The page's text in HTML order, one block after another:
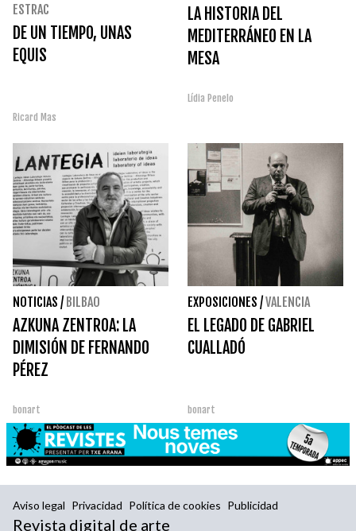
ESTRAC
DE UN TIEMPO, UNAS
EQUIS
Ricard Mas
LA HISTORIA DEL
MEDITERRÁNEO EN LA
MESA
Lídia Penelo
NOTICIAS / BILBAO
AZKUNA ZENTROA: LA
DIMISIÓN DE FERNANDO
PÉREZ
bonart
EXPOSICIONES /VALENCIA
EL LEGADO DE GABRIEL
CUALLADÓ
bonart
Aviso legal Privacidad Política de cookies Publicidad
Revista digital de arte